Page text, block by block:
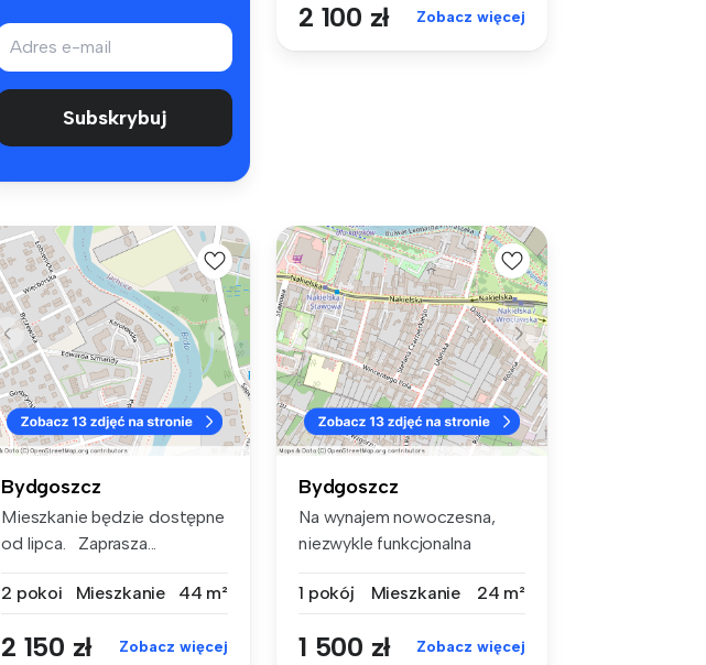
Subskrybuj
2 100 zł Zobacz więcej
Bydgoszcz
Mieszkanie będzie dostępne
od lipca. Zaprasza...
2 pokoi Mieszkanie 44 m²
2 150 zł Zobacz więcej
Bydgoszcz
Na wynajem nowoczesna,
niezwykle funkcjonalna
1 pokój
Mieszkanie 24 m²
1 500 zł Zobacz więcej